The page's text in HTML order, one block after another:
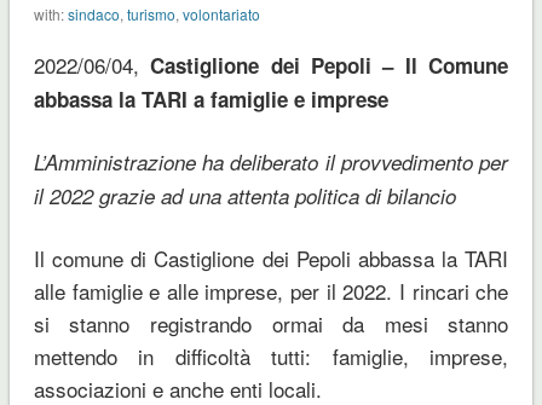
with:sindaco, turismo, volontariato
2022/06/04,Castiglione dei Pepoli – Il Comune
abbassa la TARI a famiglie e imprese
L’Amministrazione ha deliberato il provvedimento per
il 2022 grazie ad una attenta politica di bilancio
Il comune di Castiglione dei Pepoli abbassa la TARI
alle famiglie e alle imprese, per il 2022. I rincari che
si stanno registrando ormai da mesi stanno
mettendo in difficoltà tutti: famiglie, imprese,
associazioni e anche enti locali.